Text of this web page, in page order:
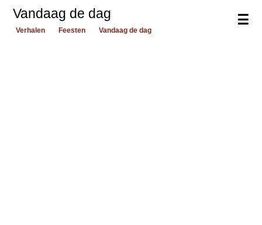
☰
Vandaag de dag
Verhalen Feesten Vandaag de dag